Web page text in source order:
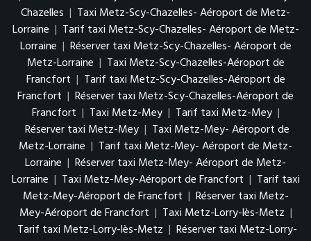
Chazelles | Taxi Metz-Scy-Chazelles- Aéroport de Metz-
Lorraine | Tarif taxi Metz-Scy-Chazelles- Aéroport de Metz-
Lorraine | Réserver taxi Metz-Scy-Chazelles- Aéroport de
Metz-Lorraine | Taxi Metz-Scy-Chazelles-Aéroport de
Francfort | Tarif taxi Metz-Scy-Chazelles-Aéroport de
Francfort | Réserver taxi Metz-Scy-Chazelles-Aéroport de
Francfort | Taxi Metz-Mey | Tarif taxi Metz-Mey |
Réserver taxi Metz-Mey | Taxi Metz-Mey- Aéroport de
Metz-Lorraine | Tarif taxi Metz-Mey- Aéroport de Metz-
Lorraine | Réserver taxi Metz-Mey- Aéroport de Metz-
Lorraine | Taxi Metz-Mey-Aéroport de Francfort | Tarif taxi
Metz-Mey-Aéroport de Francfort | Réserver taxi Metz-
Mey-Aéroport de Francfort | Taxi Metz-Lorry-lès-Metz |
Tarif taxi Metz-Lorry-lès-Metz | Réserver taxi Metz-Lorry-